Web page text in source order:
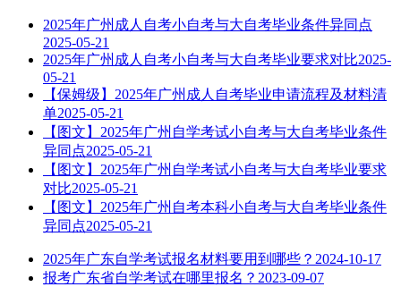
2025年广州成人自考小自考与大自考毕业条件异同点
2025-05-21
2025年广州成人自考小自考与大自考毕业要求对比2025-
05-21
【保姆级】2025年广州成人自考毕业申请流程及材料清
单2025-05-21
【图文】2025年广州自学考试小自考与大自考毕业条件
异同点2025-05-21
【图文】2025年广州自学考试小自考与大自考毕业要求
对比2025-05-21
【图文】2025年广州自考本科小自考与大自考毕业条件
异同点2025-05-21
2025年广东自学考试报名材料要用到哪些？ 2024-10-17
报考广东省自学考试在哪里报名？ 2023-09-07